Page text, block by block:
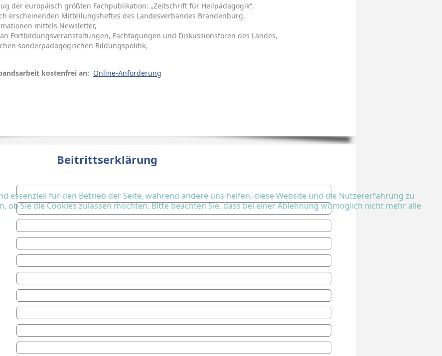
der europäisch größten Fachpublikation: „Zeitschrift für Heilpädagogik“,
erscheinenden Mitteilungsheftes des Landesverbandes Brandenburg,
mittels Newsletter,
Fortbildungsveranstaltungen, Fachtagungen und Diskussionsforen des Landes,
sonderpädagogischen Bildungspolitik,
kostenfrei an: Online-Anforderung
Beitrittserklärung
essenziell für den Betrieb der Seite, während andere uns helfen, diese Website und die Nutzererfahrung zu
ob Sie die Cookies zulassen möchten. Bitte beachten Sie, dass bei einer Ablehnung womöglich nicht mehr alle